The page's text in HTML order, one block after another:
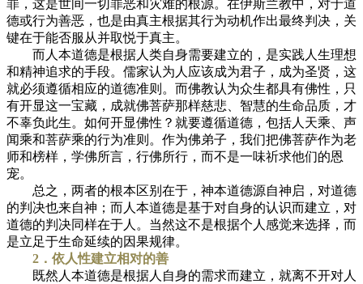
罪，这是世间一切罪恶和灾难的根源。在伊斯兰教中，对于道
德或行为善恶，也是由真主根据其行为动机作出最终判决，关
键在于能否服从并取悦于真主。
而人本道德是根据人类自身需要建立的，是实践人生理想
和精神追求的手段。儒家认为人应该成为君子，成为圣贤，这
就必须遵循相应的道德准则。而佛教认为众生都具有佛性，只
有开显这一宝藏，成就佛菩萨那样慈悲、智慧的生命品质，才
不辜负此生。如何开显佛性？就要遵循道德，包括人天乘、声
闻乘和菩萨乘的行为准则。作为佛弟子，我们把佛菩萨作为老
师和榜样，学佛所言，行佛所行，而不是一味祈求他们的恩
宠。
总之，两者的根本区别在于，神本道德源自神启，对道德
的判决也来自神；而人本道德是基于对自身的认识而建立，对
道德的判决同样在于人。当然这不是根据个人感觉来选择，而
是立足于生命延续的因果规律。
2．依人性建立相对的善
既然人本道德是根据人自身的需求而建立，就离不开对人